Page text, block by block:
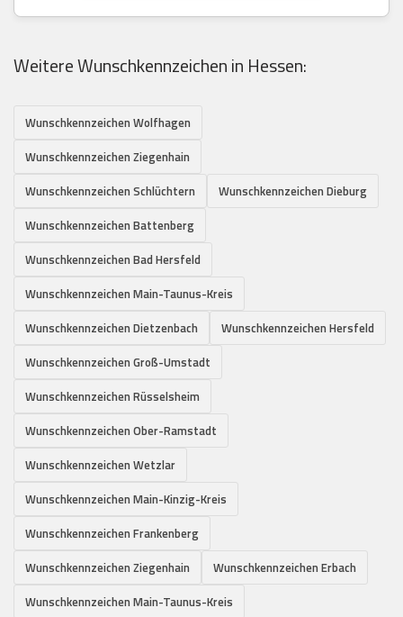
Weitere Wunschkennzeichen in Hessen:
Wunschkennzeichen Wolfhagen
Wunschkennzeichen Ziegenhain
Wunschkennzeichen Schlüchtern
Wunschkennzeichen Dieburg
Wunschkennzeichen Battenberg
Wunschkennzeichen Bad Hersfeld
Wunschkennzeichen Main-Taunus-Kreis
Wunschkennzeichen Dietzenbach
Wunschkennzeichen Hersfeld
Wunschkennzeichen Groß-Umstadt
Wunschkennzeichen Rüsselsheim
Wunschkennzeichen Ober-Ramstadt
Wunschkennzeichen Wetzlar
Wunschkennzeichen Main-Kinzig-Kreis
Wunschkennzeichen Frankenberg
Wunschkennzeichen Ziegenhain
Wunschkennzeichen Erbach
Wunschkennzeichen Main-Taunus-Kreis